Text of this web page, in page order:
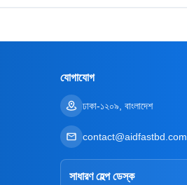
যোগাযোগ
ঢাকা-১২০৯, বাংলাদেশ
contact@aidfastbd.com
সাধারণ হেল্প ডেস্ক